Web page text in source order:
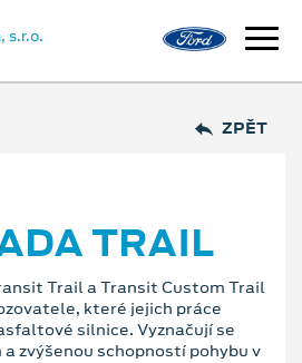
ZPĚT
TRAIL
Trail a Transit Custom Trail
které jejich práce
silnice. Vyznačují se
zvýšenou schopností pohybu v